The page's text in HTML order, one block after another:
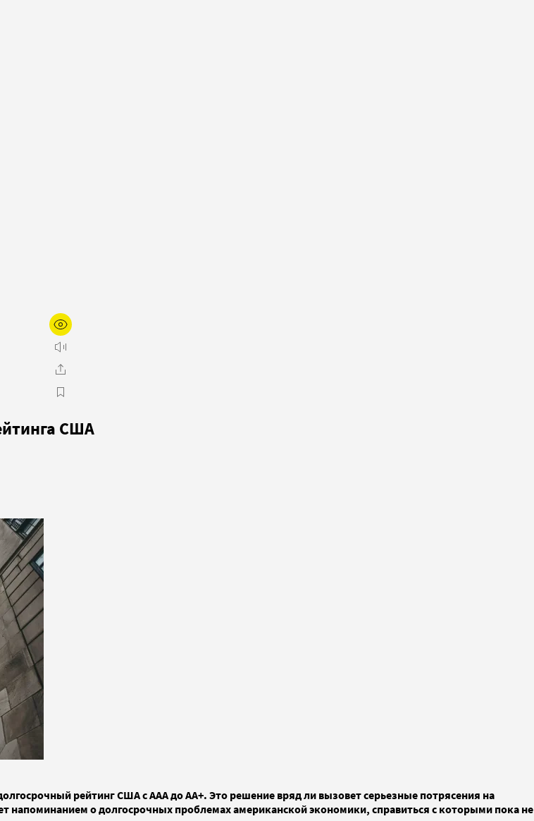
США
рейтинг США с AAA до AA+. Это решение вряд ли вызовет серьезные потрясения на
напоминанием о долгосрочных проблемах американской экономики, справиться с которыми пока не